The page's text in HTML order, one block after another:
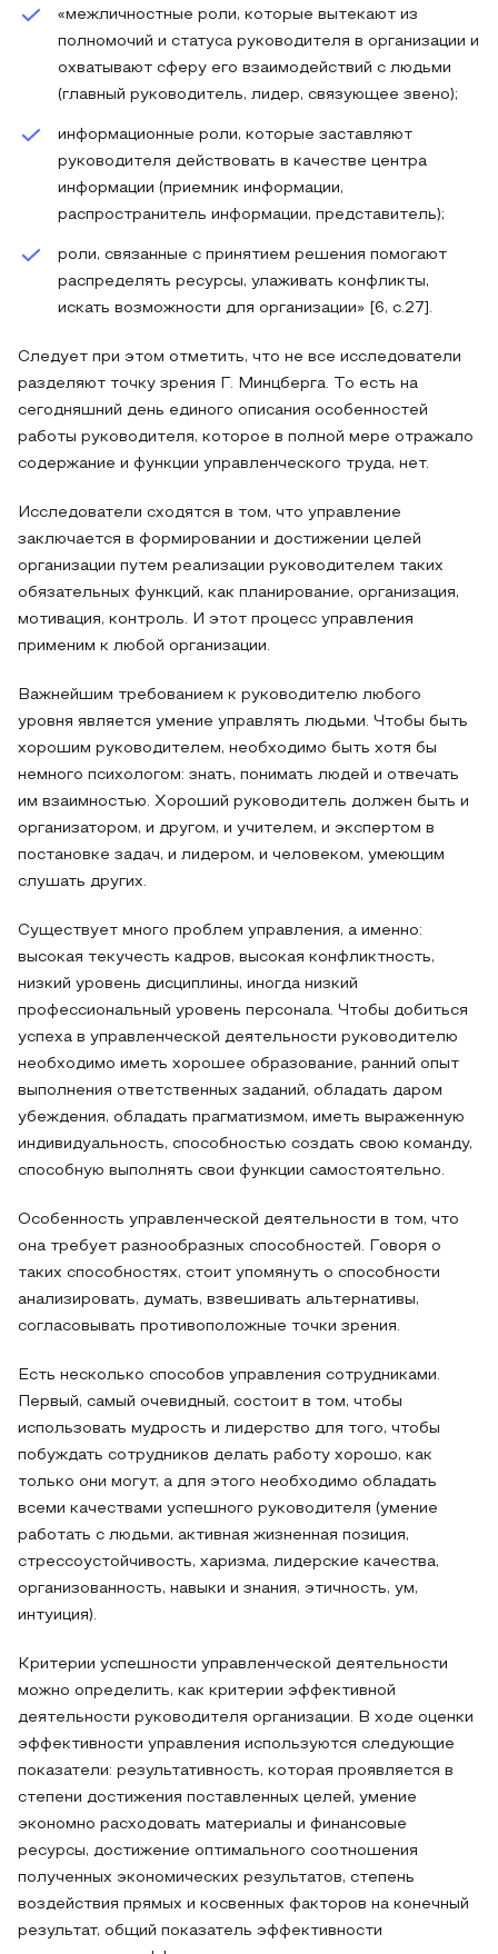
«межличностные роли, которые вытекают из
полномочий и статуса руководителя в организации и
охватывают сферу его взаимодействий с людьми
(главный руководитель, лидер, связующее звено);
информационные роли, которые заставляют
руководителя действовать в качестве центра
информации (приемник информации,
распространитель информации, представитель);
роли, связанные с принятием решения помогают
распределять ресурсы, улаживать конфликты,
искать возможности для организации» [6, с.27].
Следует при этом отметить, что не все исследователи
разделяют точку зрения Г. Минцберга. То есть на
сегодняшний день единого описания особенностей
работы руководителя, которое в полной мере отражало
содержание и функции управленческого труда, нет.
Исследователи сходятся в том, что управление
заключается в формировании и достижении целей
организации путем реализации руководителем таких
обязательных функций, как планирование, организация,
мотивация, контроль. И этот процесс управления
применим к любой организации.
Важнейшим требованием к руководителю любого
уровня является умение управлять людьми. Чтобы быть
хорошим руководителем, необходимо быть хотя бы
немного психологом: знать, понимать людей и отвечать
им взаимностью. Хороший руководитель должен быть и
организатором, и другом, и учителем, и экспертом в
постановке задач, и лидером, и человеком, умеющим
слушать других.
Существует много проблем управления, а именно:
высокая текучесть кадров, высокая конфликтность,
низкий уровень дисциплины, иногда низкий
профессиональный уровень персонала. Чтобы добиться
успеха в управленческой деятельности руководителю
необходимо иметь хорошее образование, ранний опыт
выполнения ответственных заданий, обладать даром
убеждения, обладать прагматизмом, иметь выраженную
индивидуальность, способностью создать свою команду,
способную выполнять свои функции самостоятельно.
Особенность управленческой деятельности в том, что
она требует разнообразных способностей. Говоря о
таких способностях, стоит упомянуть о способности
анализировать, думать, взвешивать альтернативы,
согласовывать противоположные точки зрения.
Есть несколько способов управления сотрудниками.
Первый, самый очевидный, состоит в том, чтобы
использовать мудрость и лидерство для того, чтобы
побуждать сотрудников делать работу хорошо, как
только они могут, а для этого необходимо обладать
всеми качествами успешного руководителя (умение
работать с людьми, активная жизненная позиция,
стрессоустойчивость, харизма, лидерские качества,
организованность, навыки и знания, этичность, ум,
интуиция).
Критерии успешности управленческой деятельности
можно определить, как критерии эффективной
деятельности руководителя организации. В ходе оценки
эффективности управления используются следующие
показатели: результативность, которая проявляется в
степени достижения поставленных целей, умение
экономно расходовать материалы и финансовые
ресурсы, достижение оптимального соотношения
полученных экономических результатов, степень
воздействия прямых и косвенных факторов на конечный
результат, общий показатель эффективности